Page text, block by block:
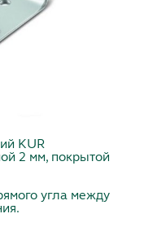
KUR
2 мм, покрытой
угла между